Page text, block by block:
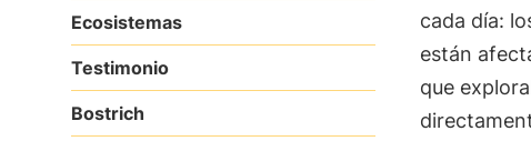
Ecosistemas
Testimonio
Bostrich
cada día:
están
que